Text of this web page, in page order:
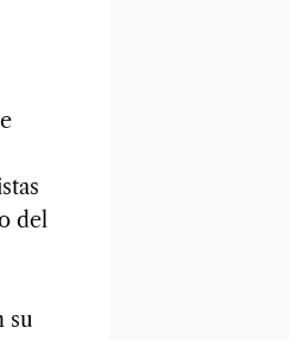
del
su